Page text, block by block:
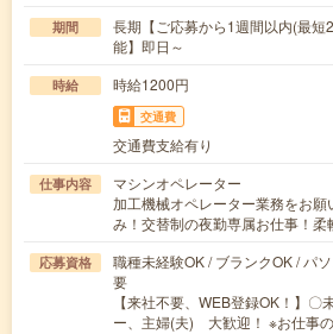
期間
長期【ご応募から1週間以内(最
能】即日～
時給 時給1200円
交通費
交通費支給有り
仕事内容
マシンオペレーター
加工機械オペレーター業務をお
み！交替制の夜勤専属お仕事！
応募資格
職種未経験OK / ブランクOK / パ
要
【来社不要、WEB登録OK！】〇
ー、主婦(夫) 大歓迎！ ※お仕事